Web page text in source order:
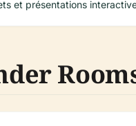
et présentations